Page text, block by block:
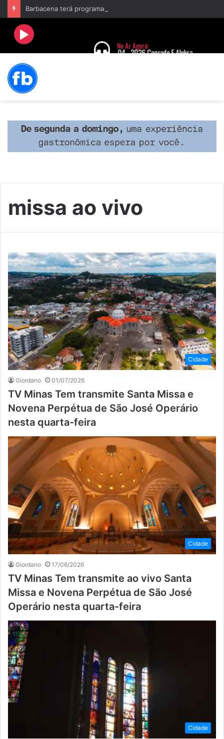
missa ao vivo
Cidade
Giordano 01/07/2026
TV Minas Tem transmite Santa Missa e
Novena Perpétua de São José Operário
nesta quarta-feira
Cidade
Giordano 17/06/2026
TV Minas Tem transmite ao vivo Santa
Missa e Novena Perpétua de São José
Operário nesta quarta-feira
Cidade